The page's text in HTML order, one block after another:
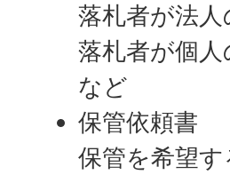
落札者が法
落札者が個
など
保管依頼書
保管を希望